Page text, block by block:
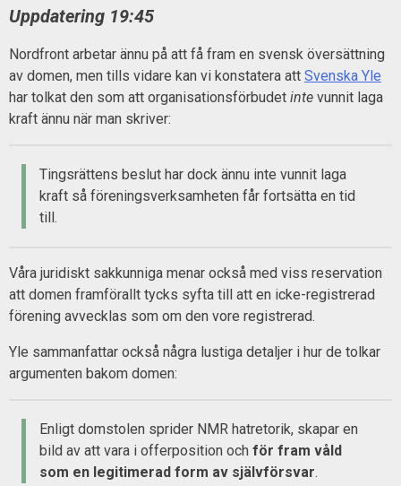
Uppdatering 19:45
Nordfront arbetar ännu på att få fram en svensk översättning
av domen, men tills vidare kan vi konstatera att Svenska Yle
har tolkat den som att organisationsförbudet inte vunnit laga
kraft ännu när man skriver:
Tingsrättens beslut har dock ännu inte vunnit laga
kraft så föreningsverksamheten får fortsätta en tid
till.
Våra juridiskt sakkunniga menar också med viss reservation
att domen framförallt tycks syfta till att en icke-registrerad
förening avvecklas som om den vore registrerad.
Yle sammanfattar också några lustiga detaljer i hur de tolkar
argumenten bakom domen:
Enligt domstolen sprider NMR hatretorik, skapar en
bild av att vara i offerposition ochför fram våld
som en legitimerad form av självförsvar.